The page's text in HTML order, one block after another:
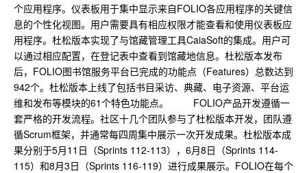
个应用程序。仪表板用于集中显示来自FOLIO各应用程序的关键信
息的个性化视图。用户需要具有相应权限才能查看和使用仪表板应
用程序。杜松版本实现了与馆藏管理工具CaiaSoft的集成。用户可
以通过相应配置，在登记表中查看到馆藏地信息。杜松版本发布
后，FOLIO图书馆服务平台已完成的功能点（Features）总数达到
942个。杜松版本上线了包括书目采访、典藏、电子资源、平台运
维和发布等模块的61个特色功能点。 FOLIO产品开发遵循一
套严格的开发流程。社区十几个团队参与了杜松版本开发，团队遵
循Scrum框架，并通常每四周集中展示一次开发成果。杜松版本成
果分别于5月11日（Sprints 112-113），6月8日（Sprints 114-
115）和8月3日（Sprints 116-119）进行成果展示。FOLIO在每个